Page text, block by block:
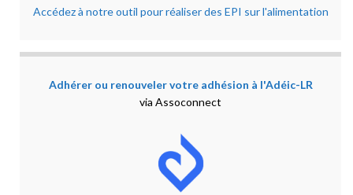
Accédez à notre outil pour réaliser des EPI sur l'alimentation
Adhérer ou renouveler votre adhésion à l'Adéic-LR
via Assoconnect